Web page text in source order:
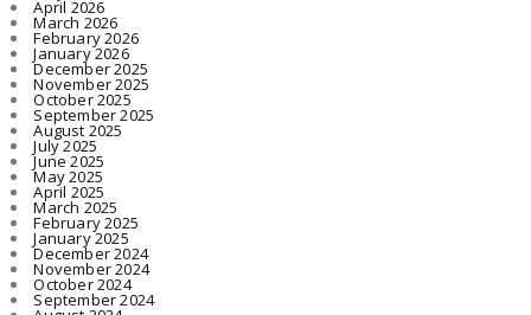
April 2026
March 2026
February 2026
January 2026
December 2025
November 2025
October 2025
September 2025
August 2025
July 2025
June 2025
May 2025
April 2025
March 2025
February 2025
January 2025
December 2024
November 2024
October 2024
September 2024